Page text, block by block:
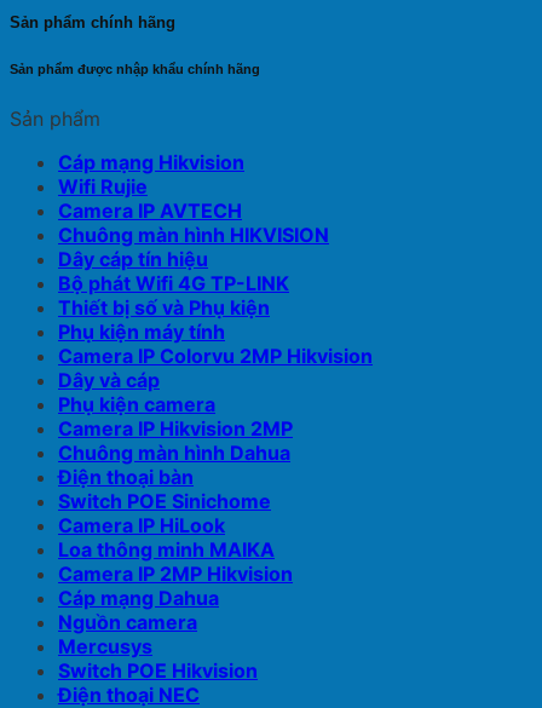
Sản phẩm chính hãng
Sản phẩm được nhập khẩu chính hãng
Sản phẩm
Cáp mạng Hikvision
Wifi Rujie
Camera IP AVTECH
Chuông màn hình HIKVISION
Dây cáp tín hiệu
Bộ phát Wifi 4G TP-LINK
Thiết bị số và Phụ kiện
Phụ kiện máy tính
Camera IP Colorvu 2MP Hikvision
Dây và cáp
Phụ kiện camera
Camera IP Hikvision 2MP
Chuông màn hình Dahua
Điện thoại bàn
Switch POE Sinichome
Camera IP HiLook
Loa thông minh MAIKA
Camera IP 2MP Hikvision
Cáp mạng Dahua
Nguồn camera
Mercusys
Switch POE Hikvision
Điện thoại NEC